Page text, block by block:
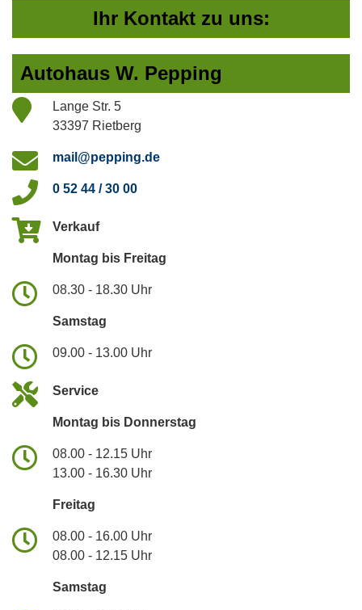
Ihr Kontakt zu uns:
Autohaus W. Pepping
Lange Str. 5
33397 Rietberg
mail@pepping.de
0 52 44 / 30 00
Verkauf
Montag bis Freitag
08.30 - 18.30 Uhr
Samstag
09.00 - 13.00 Uhr
Service
Montag bis Donnerstag
08.00 - 12.15 Uhr
13.00 - 16.30 Uhr
Freitag
08.00 - 16.00 Uhr
08.00 - 12.15 Uhr
Samstag